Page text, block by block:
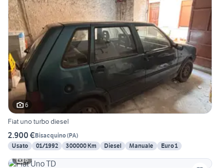
6
Fiat uno turbo diesel
2.900 €Bisacquino(PA)
Usato
01/1992 300000 Km Diesel Manuale
Euro 1
6